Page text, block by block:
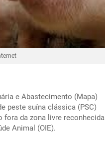
e Abastecimento (Mapa)
peste suína clássica (PSC)
fora da zona livre reconhecida
Animal (OIE).